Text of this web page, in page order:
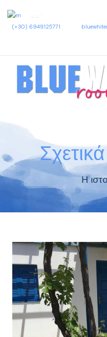
(+30) 6949125771
Η